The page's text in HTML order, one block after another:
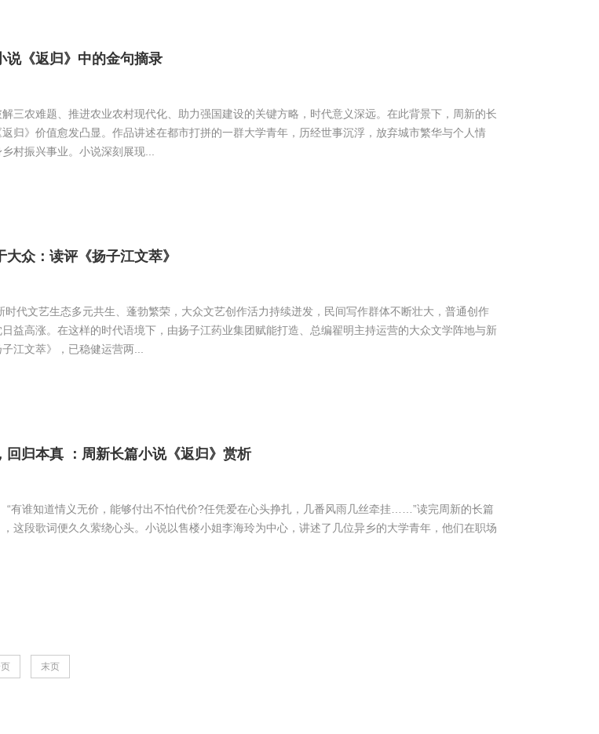
说《返归》中的金句摘录
解三农难题、推进农业农村现代化、助力强国建设的关键方略，时代意义深远。在此背景下，周新的长
归》价值愈发凸显。作品讲述在都市打拼的一群大学青年，历经世事沉浮，放弃城市繁华与个人情
村振兴事业。小说深刻展现...
大众：读评《扬子江文萃》
文艺生态多元共生、蓬勃繁荣，大众文艺创作活力持续迸发，民间写作群体不断壮大，普通创作
益高涨。在这样的时代语境下，由扬子江药业集团赋能打造、总编翟明主持运营的大众文学阵地与新
江文萃》，已稳健运营两...
回归本真 ：周新长篇小说《返归》赏析
谁知道情义无价，能够付出不怕代价?任凭爱在心头挣扎，几番风雨几丝牵挂……”读完周新的长篇
这段歌词便久久萦绕心头。小说以售楼小姐李海玲为中心，讲述了几位异乡的大学青年，他们在职场
末页